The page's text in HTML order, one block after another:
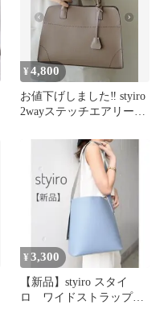
¥4,800
お値下げしました‼︎ styiro
2wayステッチエアリート
¥ 3,300
【新品】styiro スタイ
ロ ワイドストラップ